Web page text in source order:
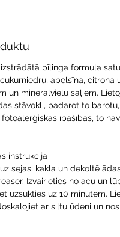
pīlinga formula
apelsīna, citrona
un minerālvielu sāļiem.
stāvokli, padarot to
īpašības, to
instrukcija
sejas, kakla un dekoltē
Izvairieties no acu un
uzsūkties uz 10 minūtēm.
ar siltu ūdeni un